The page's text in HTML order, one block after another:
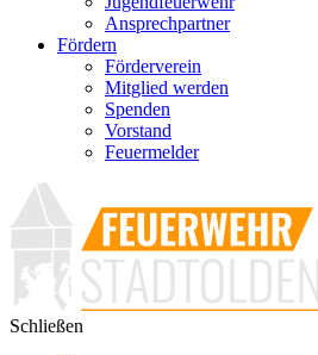
Ansprechpartner
Fördern
Förderverein
Mitglied werden
Spenden
Vorstand
Feuermelder
Schließen